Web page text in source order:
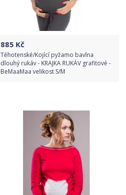
885 Kč
Těhotenské/Kojící pyžamo bavlna
dlouhý rukáv - KRAJKA RUKÁV grafitové -
BeMaaMaa velikost S/M
Detail produktu